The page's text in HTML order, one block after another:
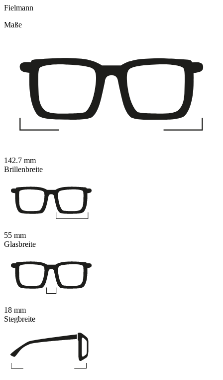
Fielmann
Maße
142.7 mm
Brillenbreite
55 mm
Glasbreite
18 mm
Stegbreite